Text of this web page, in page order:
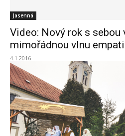
Jasenná
Video: Nový rok s sebou
mimořádnou vlnu
4.1.2016